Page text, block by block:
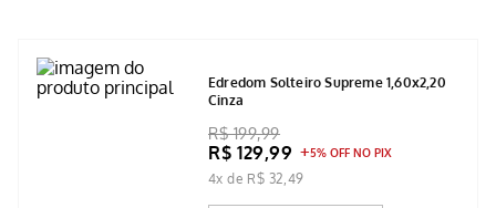
Edredom Solteiro Supreme 1,60x2,20
Cinza
R$ 199,99
R$ 129,99 5% OFF NO PIX
4x de R$ 32,49